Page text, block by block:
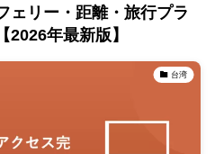
ェリー・距離・旅行プラ
2026年最新版】
台湾